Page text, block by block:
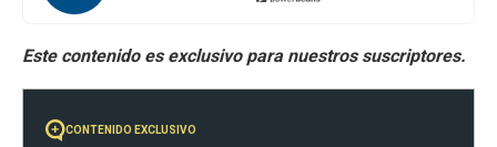
CONTENIDO EXCLUSIVO